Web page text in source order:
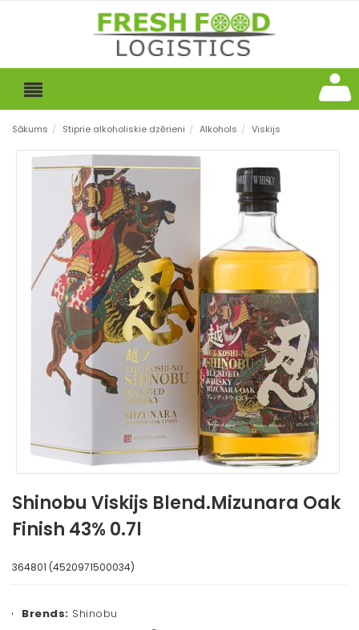
Sākums / Stiprie alkoholiskie dzērieni / Alkohols / Viskijs
Shinobu Viskijs Blend.Mizunara Oak
Finish 43% 0.7l
364801 (4520971500034)
Brends: Shinobu